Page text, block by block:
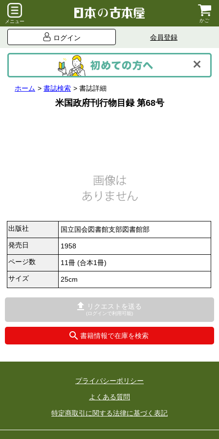
メニュー かご
ログイン 会員登録
ホーム 書誌検索 書誌詳細
米国政府刊行物目録 第68号
出版社
国立国会図書館支部図書館部
発売日
1958
ページ数
11冊 (合本1冊)
サイズ
25cm
リクエストを送る
(ログインで利用可能)
書籍情報で在庫を検索
プライバシーポリシー
よくある質問
特定商取引に関する法律に基づく表記